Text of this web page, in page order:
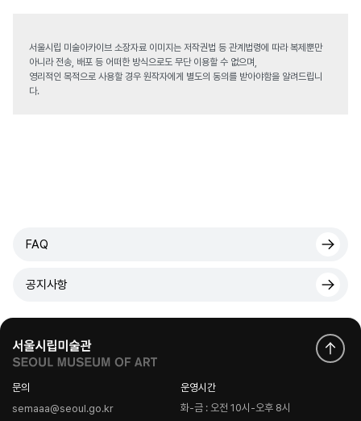
서울시립 미술아카이브 소장자료 이미지는 저작권법 등 관계법령에 따라 복제뿐만
아니라 전송, 배포 등 어떠한 방식으로도 무단 이용할 수 없으며,
영리적인 목적으로 사용할 경우 원작자에게 별도의 동의를 받아야함을 알려드립니
다.
FAQ
공지사항
문의
semaaa@seoul.go.kr
운영시간
화-금 : 오전 10시-오후 8시